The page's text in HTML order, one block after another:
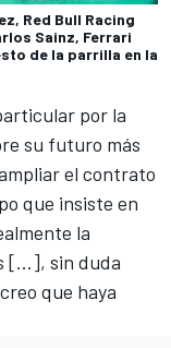
Red Bull Racing
Sainz, Ferrari
de la parrilla en la
por la
su futuro más
el contrato
que insiste en
la
[...], sin duda
que haya